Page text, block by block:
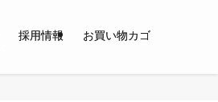
採用情報 お買い物カゴ